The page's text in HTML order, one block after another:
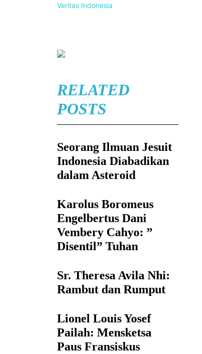
Veritas Indonesia
RELATED
POSTS
Seorang Ilmuan Jesuit
Indonesia Diabadikan
dalam Asteroid
Karolus Boromeus
Engelbertus Dani
Vembery Cahyo: ”
Disentil” Tuhan
Sr. Theresa Avila Nhi:
Rambut dan Rumput
Lionel Louis Yosef
Pailah: Mensketsa
Paus Fransiskus